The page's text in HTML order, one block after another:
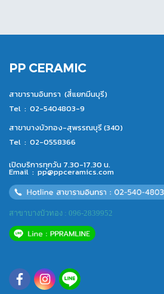
PP CERAMIC
สาขารามอินทรา (สี่แยกมีนบุรี)
Tel : 02-5404803-9
สาขาบางบัวทอง-สุพรรณบุรี (340)
Tel : 02-0558366
เปิดบริการทุกวัน 7.30-17.30 น.
Email : pp@ppceramics.com
สาขาบางบัวทอง : 096-2839952